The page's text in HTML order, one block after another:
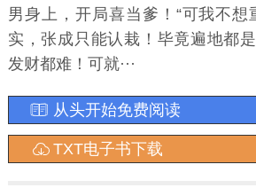
男身上，开局喜当爹！“可我不想
实，张成只能认栽！毕竟遍地都
发财都难！可就···
从头开始免费阅读
TXT电子书下载